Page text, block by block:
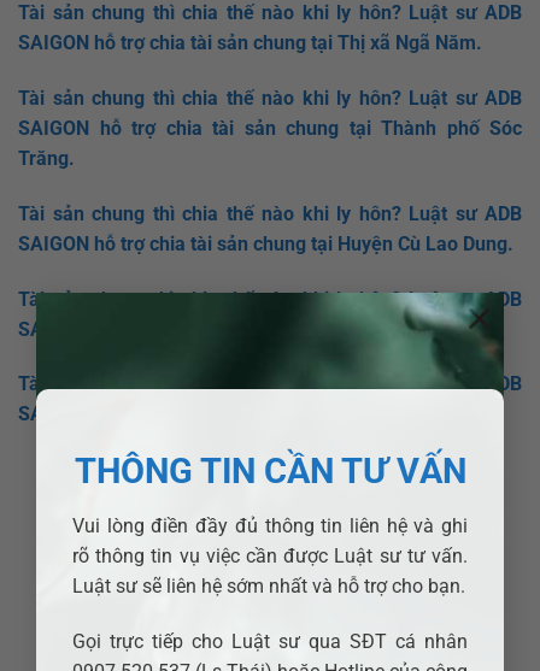
THÔNG TIN CẦN TƯ VẤN
Vui lòng điền đầy đủ thông tin liên hệ và ghi
rõ thông tin vụ việc cần được Luật sư tư vấn.
Luật sư sẽ liên hệ sớm nhất và hỗ trợ cho bạn.
Gọi trực tiếp cho Luật sư qua SĐT cá nhân
×
Tài sản chung thì chia thế nào khi ly hôn? Luật sư ADB
SAIGON hỗ trợ chia tài sản chung tại Thị xã Ngã Năm.
Tài sản chung thì chia thế nào khi ly hôn? Luật sư ADB
SAIGON hỗ trợ chia tài sản chung tại Thành phố Sóc
Trăng.
Tài sản chung thì chia thế nào khi ly hôn? Luật sư ADB
SAIGON hỗ trợ chia tài sản chung tại Huyện Cù Lao Dung.
Tài sản chung thì chia thế nào khi ly hôn? Luật sư ADB
SAIGON hỗ trợ chia tài sản chung tại Huyện Long Phú.
Tài sản chung thì chia thế nào khi ly hôn? Luật sư ADB
SAIGON hỗ trợ chia tài sản chung tại Huyện Mỹ Tú